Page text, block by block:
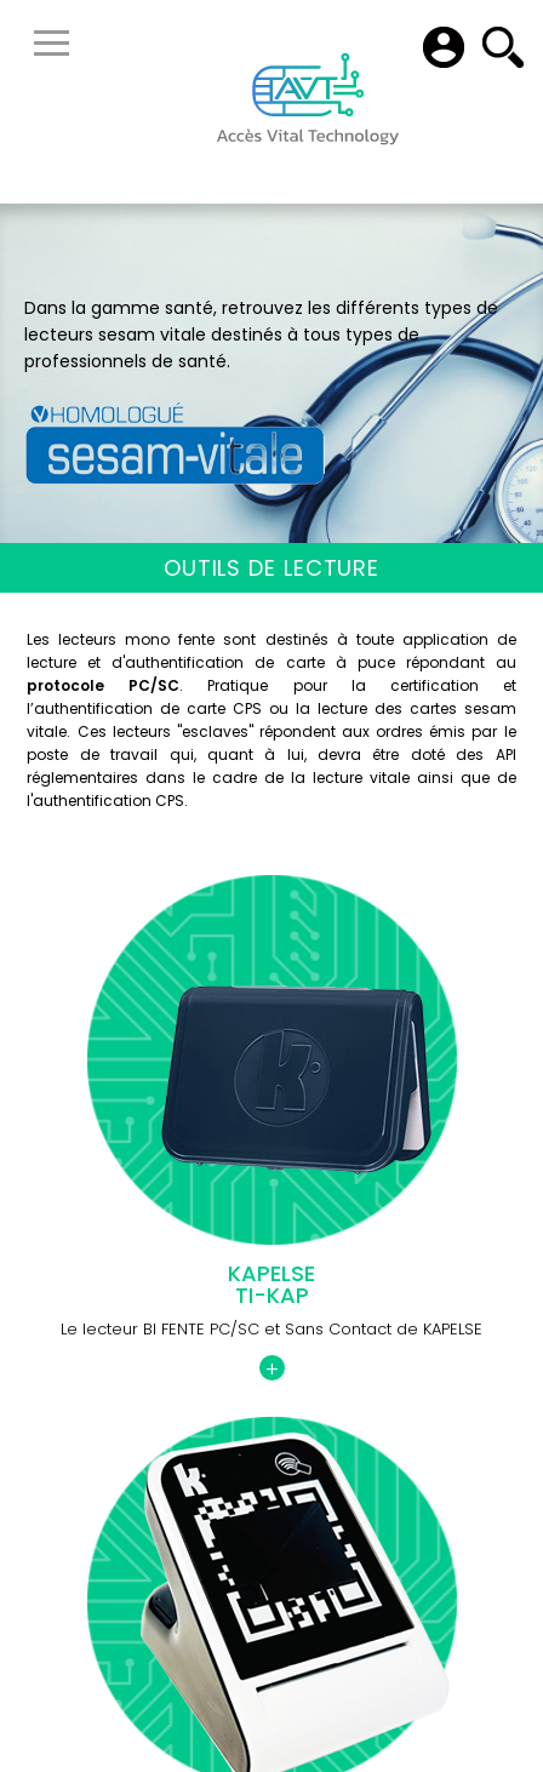
Dans la gamme santé, retrouvez les différents types de
lecteurs sesam vitale destinés à tous types de
professionnels de santé.
OUTILS DE LECTURE
Les lecteurs mono fente sont destinés à toute application de
lecture et d'authentification de carte à puce répondant au
protocole PC/SC. Pratique pour la certification et
l’authentification de carte CPS ou la lecture des cartes sesam
vitale. Ces lecteurs "esclaves" répondent aux ordres émis par le
poste de travail qui, quant à lui, devra être doté des API
réglementaires dans le cadre de la lecture vitale ainsi que de
l'authentification CPS.
KAPELSE
TI-KAP
Le lecteur BI FENTE PC/SC et Sans Contact de KAPELSE
+